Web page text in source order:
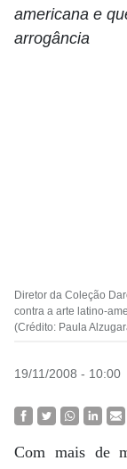
americana e
arrogância
Diretor da Coleção
contra a arte latino-
(Crédito: Paula
19/11/2008 - 10:00
Com mais de